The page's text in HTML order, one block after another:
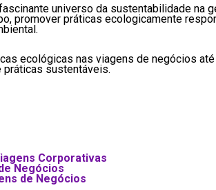
universo da sustentabilidade na
promover práticas ecologicamente
ecológicas nas viagens de negócios
práticas sustentáveis.
Corporativas
Negócios
de Negócios